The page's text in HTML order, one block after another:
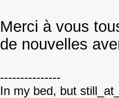
Merci à vous
de nouvelles
---------------
In my bed, but